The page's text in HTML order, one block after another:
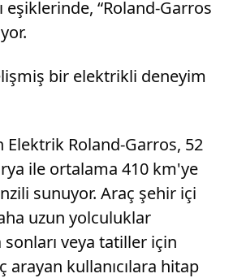
eşiklerinde, “Roland-Garros
bir elektrikli deneyim
Elektrik Roland-Garros, 52
ile ortalama 410 km'ye
sunuyor. Araç şehir içi
uzun yolculuklar
veya tatiller için
kullanıcılara hitap